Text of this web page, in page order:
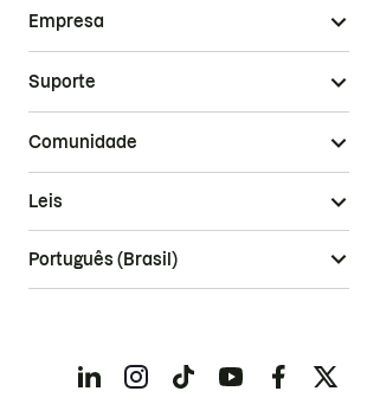
Empresa
Suporte
Comunidade
Leis
Português (Brasil)